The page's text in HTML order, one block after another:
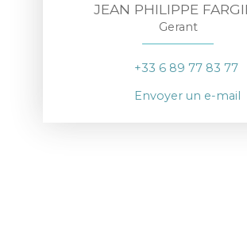
JEAN PHILIPPE
Gerant
+33 6 89 77 83 77
Envoyer un e-mail